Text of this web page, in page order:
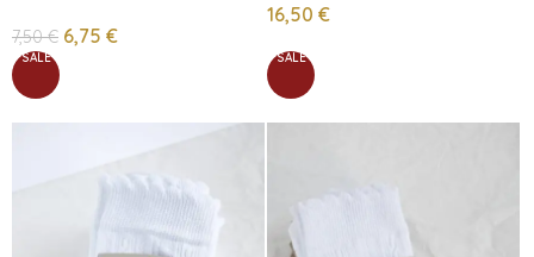
7,50€ 6,75 €
16,50€
SALE SALE